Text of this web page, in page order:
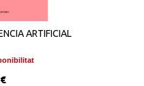
ARTIFICIAL